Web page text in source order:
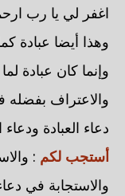
اغفر لي يا رب
وهذا أيضا عبادة
وإنما كان عبادة
والاعتراف بفضله
دعاء العبادة ودعاء
أستجب لكم :
والاستجابة في